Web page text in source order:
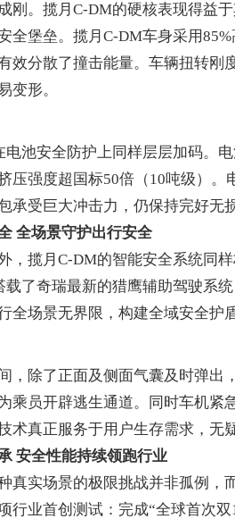
。揽月C-DM的硬核表现得益于
全堡垒。揽月C-DM车身采用
效分散了撞击能量。车辆扭转刚
变形。
安全防护上同样层层加码。电
压强度超国标50倍（10吨级）
承受巨大冲击力，仍保持完好无
全场景守护出行安全
揽月C-DM的智能安全系统同样
载了奇瑞最新的猎鹰辅助驾驶系
全场景无界限，构建全域安全护盾
除了正面及侧面气囊及时弹出
乘员开辟逃生通道。同时车机
术真正服务于用户生存需求，无
安全性能持续领跑行业
实场景的极限挑战并非孤例，
行业首创测试：完成“全球首次